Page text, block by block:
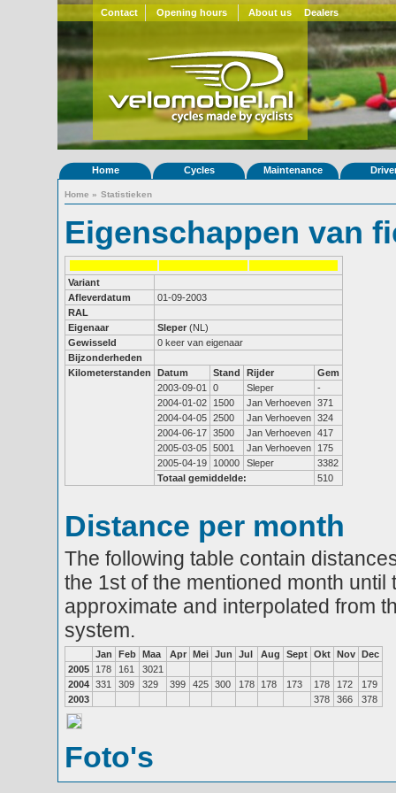
Contact Opening hours About us Dealers
Home Cycles Maintenance
Home » Statistieken
Eigenschappen van
Variant
Afleverdatum
01-09-2003
RAL
Eigenaar
Sleper (NL)
Gewisseld
0 keer van eigenaar
Bijzonderheden
Kilometerstanden
Datum Stand Rijder
Gem
2003-09-01
0 Sleper
-
2004-01-02
1500 Jan Verhoeven 371
2004-04-05 2500 Jan Verhoeven 324
2004-06-17 3500 Jan Verhoeven 417
2005-03-05 5001 Jan Verhoeven
175
2005-04-19
10000 Sleper
3382
Totaal gemiddelde:
510
Distance per month
The following table contain
the 1st of the mentioned month
approximate and interpolated from
system.
Jan Feb Maa Apr Mei Jun Jul Aug Sept Okt Nov Dec
2005
178 161
3021
2004 331 309 329 399 425 300 178 178 173 178 172
179
2003
378 366 378
Foto's